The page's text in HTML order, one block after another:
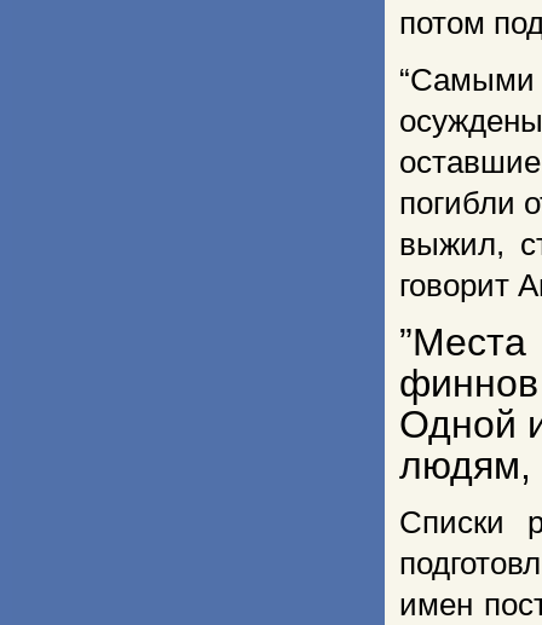
потом
погибли
выжил,
говорит
Одной
людям,
Списки
имен